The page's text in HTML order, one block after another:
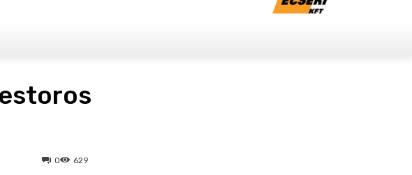
629
0